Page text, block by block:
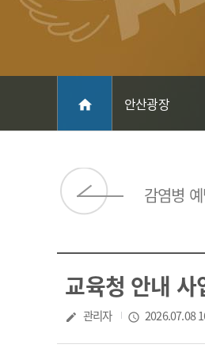
home 안산광장
감염병
교육청 안내
작성자
create 관리자 작성일
access_time 2026.07.08